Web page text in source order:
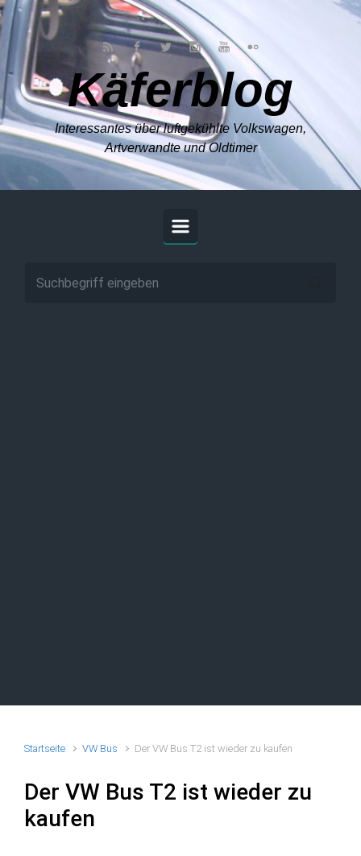
Zum Hauptinhalt springen
Käferblog
Interessantes über luftgekühlte Volkswagen,
Artverwandte und Oldtimer
Startseite VW Bus Der VW Bus T2 ist wieder zu kaufen
Der VW Bus T2 ist wieder zu
kaufen